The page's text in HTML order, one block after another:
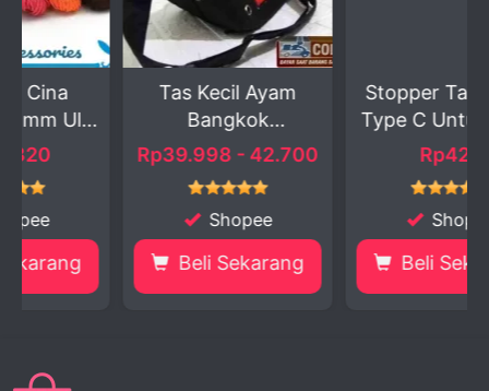
Tas Kecil Ayam
Bangkok
Berkualitas
Rp39.998 - 42.700
Shopee
Beli Sekarang
Stopper Tali Hitam
Type C Untuk Tali...
Shopee
Beli Sekarang